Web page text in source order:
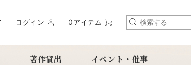
ログイン 0アイテム
検
著作貸出 イベント・催事